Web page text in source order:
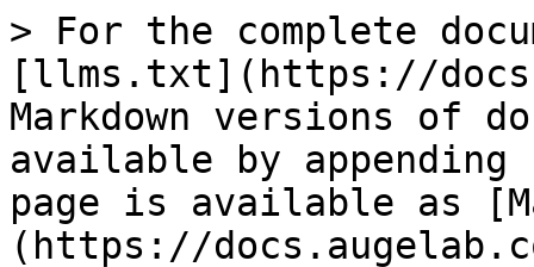
> For the complete
[llms.txt](https://
Markdown versions of
available by
page is available as
(https://